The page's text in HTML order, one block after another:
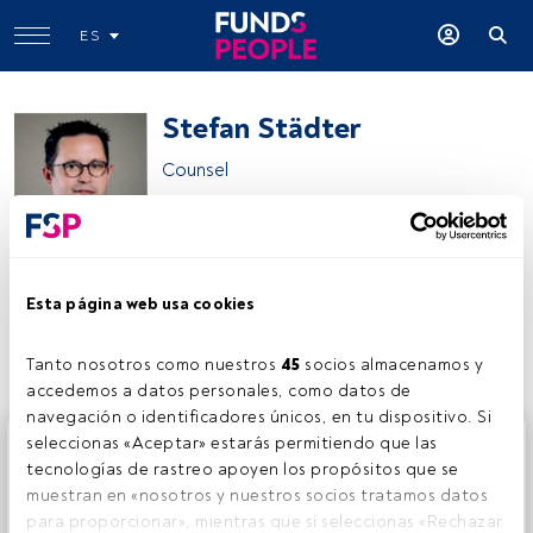
Esta página web usa cookies
Tanto nosotros como nuestros 45 socios almacenamos y
accedemos a datos personales, como datos de
navegación o identificadores únicos, en tu dispositivo. Si
seleccionas «Aceptar» estarás permitiendo que las
tecnologías de rastreo apoyen los propósitos que se
muestran en «nosotros y nuestros socios tratamos datos
para proporcionar», mientras que si seleccionas «Rechazar
ES
Stefan Städter
Counsel
Compartir:
Este es un artículo exclusivo para los usuarios registrados
de FundsPeople. Si ya estás registrado, accede desde el
botón Login. Si aún no tienes cuenta, te invitamos a
registrarte y disfrutar de todo el universo que ofrece